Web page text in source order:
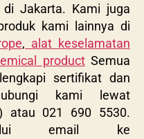
Jakarta. Kami juga
kami lainnya di
, alat keselamatan
productSemua
sertifikat dan
kami lewat
atau 021 690 5530.
email ke